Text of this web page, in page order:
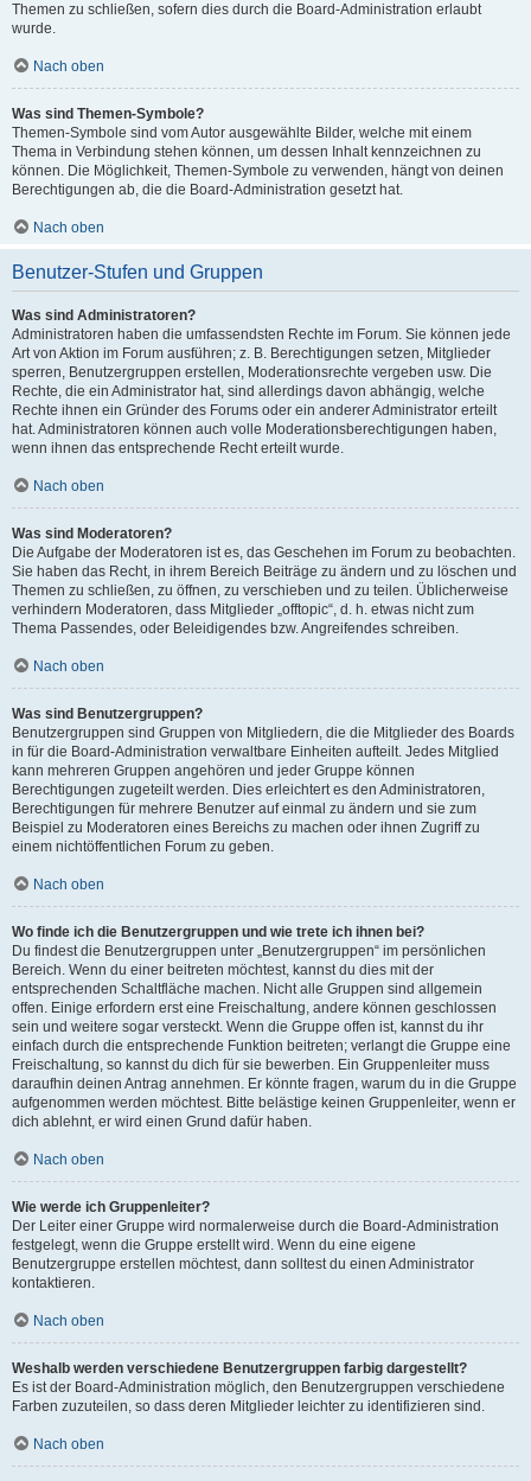
Themen zu schließen, sofern dies durch die Board-Administration erlaubt
wurde.
Nach oben
Was sind Themen-Symbole?
Themen-Symbole sind vom Autor ausgewählte Bilder, welche mit einem
Thema in Verbindung stehen können, um dessen Inhalt kennzeichnen zu
können. Die Möglichkeit, Themen-Symbole zu verwenden, hängt von deinen
Berechtigungen ab, die die Board-Administration gesetzt hat.
Nach oben
Benutzer-Stufen und Gruppen
Was sind Administratoren?
Administratoren haben die umfassendsten Rechte im Forum. Sie können jede
Art von Aktion im Forum ausführen; z. B. Berechtigungen setzen, Mitglieder
sperren, Benutzergruppen erstellen, Moderationsrechte vergeben usw. Die
Rechte, die ein Administrator hat, sind allerdings davon abhängig, welche
Rechte ihnen ein Gründer des Forums oder ein anderer Administrator erteilt
hat. Administratoren können auch volle Moderationsberechtigungen haben,
wenn ihnen das entsprechende Recht erteilt wurde.
Nach oben
Was sind Moderatoren?
Die Aufgabe der Moderatoren ist es, das Geschehen im Forum zu beobachten.
Sie haben das Recht, in ihrem Bereich Beiträge zu ändern und zu löschen und
Themen zu schließen, zu öffnen, zu verschieben und zu teilen. Üblicherweise
verhindern Moderatoren, dass Mitglieder „offtopic“, d. h. etwas nicht zum
Thema Passendes, oder Beleidigendes bzw. Angreifendes schreiben.
Nach oben
Was sind Benutzergruppen?
Benutzergruppen sind Gruppen von Mitgliedern, die die Mitglieder des Boards
in für die Board-Administration verwaltbare Einheiten aufteilt. Jedes Mitglied
kann mehreren Gruppen angehören und jeder Gruppe können
Berechtigungen zugeteilt werden. Dies erleichtert es den Administratoren,
Berechtigungen für mehrere Benutzer auf einmal zu ändern und sie zum
Beispiel zu Moderatoren eines Bereichs zu machen oder ihnen Zugriff zu
einem nichtöffentlichen Forum zu geben.
Nach oben
Wo finde ich die Benutzergruppen und wie trete ich ihnen bei?
Du findest die Benutzergruppen unter „Benutzergruppen“ im persönlichen
Bereich. Wenn du einer beitreten möchtest, kannst du dies mit der
entsprechenden Schaltfläche machen. Nicht alle Gruppen sind allgemein
offen. Einige erfordern erst eine Freischaltung, andere können geschlossen
sein und weitere sogar versteckt. Wenn die Gruppe offen ist, kannst du ihr
einfach durch die entsprechende Funktion beitreten; verlangt die Gruppe eine
Freischaltung, so kannst du dich für sie bewerben. Ein Gruppenleiter muss
daraufhin deinen Antrag annehmen. Er könnte fragen, warum du in die Gruppe
aufgenommen werden möchtest. Bitte belästige keinen Gruppenleiter, wenn er
dich ablehnt, er wird einen Grund dafür haben.
Nach oben
Wie werde ich Gruppenleiter?
Der Leiter einer Gruppe wird normalerweise durch die Board-Administration
festgelegt, wenn die Gruppe erstellt wird. Wenn du eine eigene
Benutzergruppe erstellen möchtest, dann solltest du einen Administrator
kontaktieren.
Nach oben
Weshalb werden verschiedene Benutzergruppen farbig dargestellt?
Es ist der Board-Administration möglich, den Benutzergruppen verschiedene
Farben zuzuteilen, so dass deren Mitglieder leichter zu identifizieren sind.
Nach oben